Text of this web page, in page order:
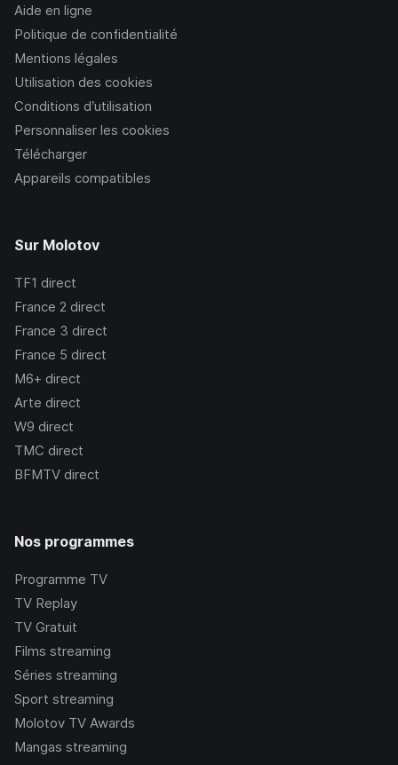
Aide en ligne
Politique de confidentialité
Mentions légales
Utilisation des cookies
Conditions d’utilisation
Personnaliser les cookies
Télécharger
Appareils compatibles
Sur Molotov
TF1 direct
France 2 direct
France 3 direct
France 5 direct
M6+ direct
Arte direct
W9 direct
TMC direct
BFMTV direct
Nos programmes
Programme TV
TV Replay
TV Gratuit
Films streaming
Séries streaming
Sport streaming
Molotov TV Awards
Mangas streaming